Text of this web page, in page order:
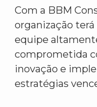
Com a BBM
organização
equipe
comprometida
inovação e
estratégias